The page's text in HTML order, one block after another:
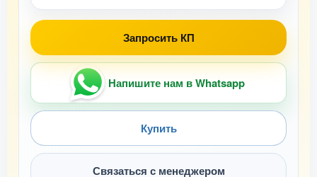
Запросить КП
Напишите нам в Whatsapp
Купить
Связаться с менеджером